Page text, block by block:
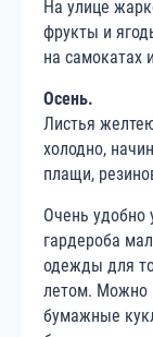
На улице
фрукты и
на самокатах
Осень.
Листья
холодно,
плащи,
Очень удобно
гардероба
одежды для
летом. Можно
бумажные